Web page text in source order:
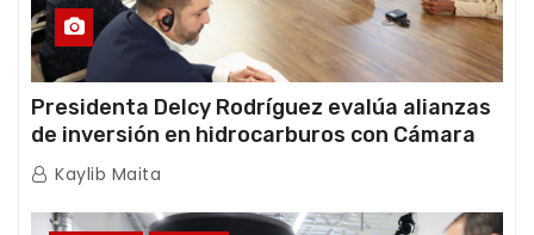
Presidenta Delcy Rodríguez evalúa alianzas
de inversión en hidrocarburos con Cámara
Africana de Energía
Kaylib Maita